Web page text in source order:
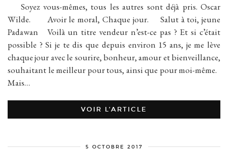
Soyez vous-mêmes, tous les autres sont déjà pris. Oscar
Wilde. Avoir le moral, Chaque jour. Salut à toi, jeune
Padawan Voilà un titre vendeur n’est-ce pas ? Et si c’était
possible ? Si je te dis que depuis environ 15 ans, je me lève
chaque jour avec le sourire, bonheur, amour et bienveillance,
souhaitant le meilleur pour tous, ainsi que pour moi-même.
Mais…
VOIR L’ARTICLE
5 OCTOBRE 2017